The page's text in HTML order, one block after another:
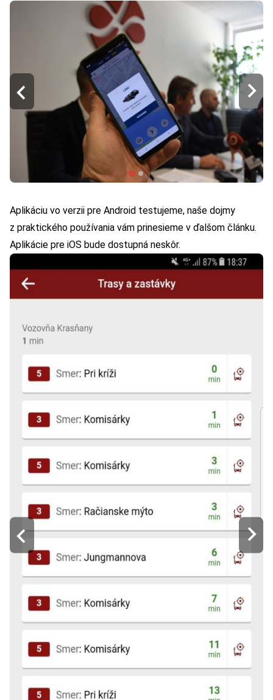
Aplikáciu vo verzii pre Android testujeme, naše dojmy
z praktického používania vám prinesieme v ďalšom článku.
Aplikácie pre iOS bude dostupná neskôr.